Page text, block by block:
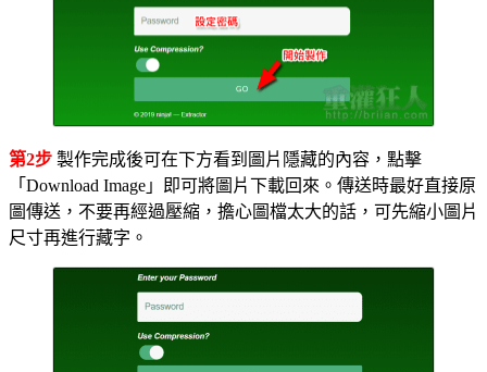
第2步 製作完成後可在下方看到圖片隱藏的內容，點擊
「Download Image」即可將圖片下載回來。傳送時最好直接原
圖傳送，不要再經過壓縮，擔心圖檔太大的話，可先縮小圖片
尺寸再進行藏字。